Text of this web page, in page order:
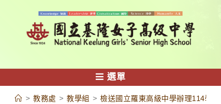
容
選單
> 教務處 > 教學組 > 檢送國立羅東高級中學辦理114學